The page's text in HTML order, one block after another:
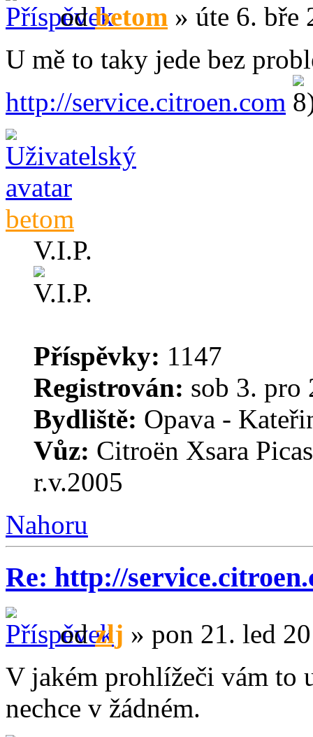
odbetom » úte 6. bře
U mě to taky jede bez
http://service.citroen.com
betom
V.I.P.
Příspěvky: 1147
Registrován: sob 3. pro
Bydliště: Opava -
Vůz: Citroën Xsara
r.v.2005
Nahoru
Re: http://
odzlj » pon 21. led
V jakém prohlížeči vám to
nechce v žádném.